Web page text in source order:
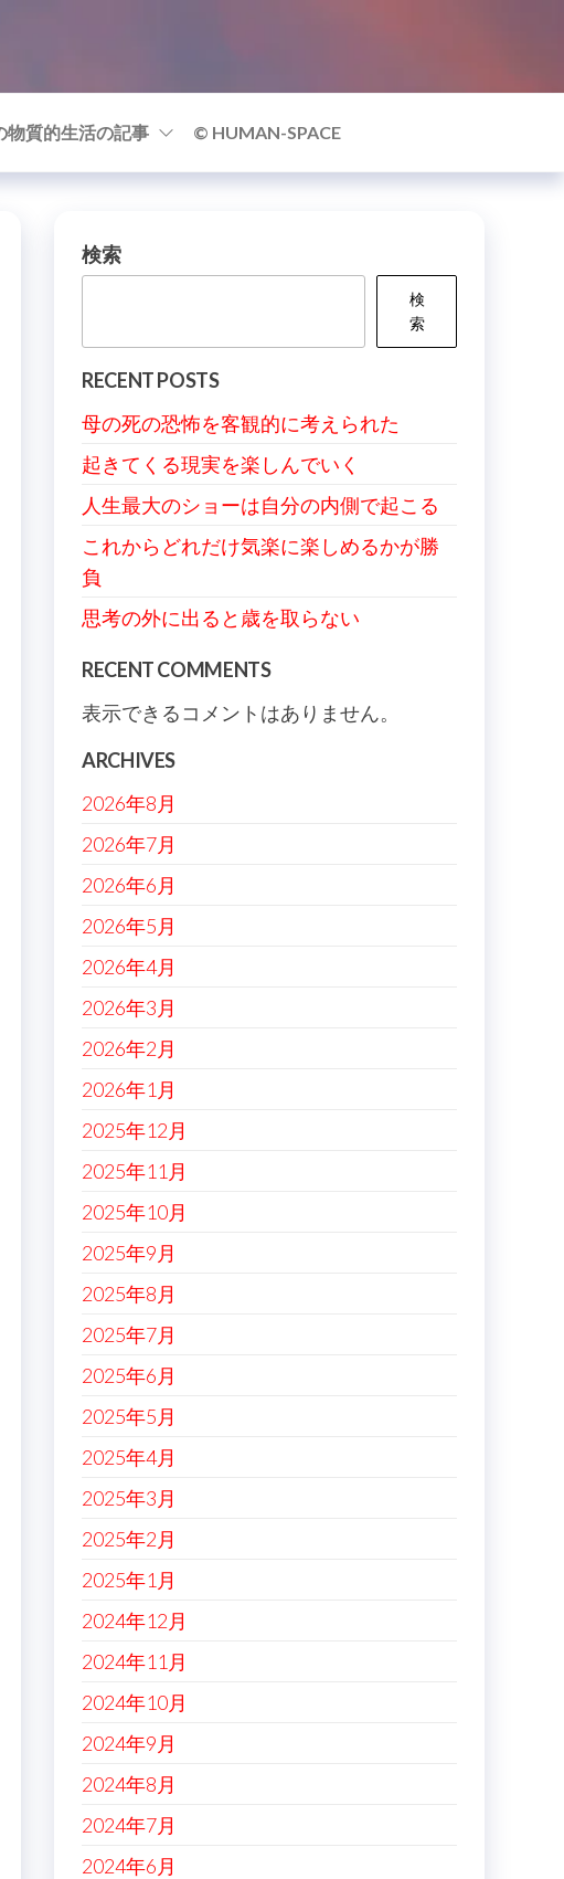
物質的生活の記事 © HUMAN-SPACE
検索
検
索
RECENT POSTS
母の死の恐怖を客観的に考えられた
起きてくる現実を楽しんでいく
人生最大のショーは自分の内側で起こる
これからどれだけ気楽に楽しめるかが勝
負
思考の外に出ると歳を取らない
RECENT COMMENTS
表示できるコメントはありません。
ARCHIVES
2026年8月
2026年7月
2026年6月
2026年5月
2026年4月
2026年3月
2026年2月
2026年1月
2025年12月
2025年11月
2025年10月
2025年9月
2025年8月
2025年7月
2025年6月
2025年5月
2025年4月
2025年3月
2025年2月
2025年1月
2024年12月
2024年11月
2024年10月
2024年9月
2024年8月
2024年7月
2024年6月